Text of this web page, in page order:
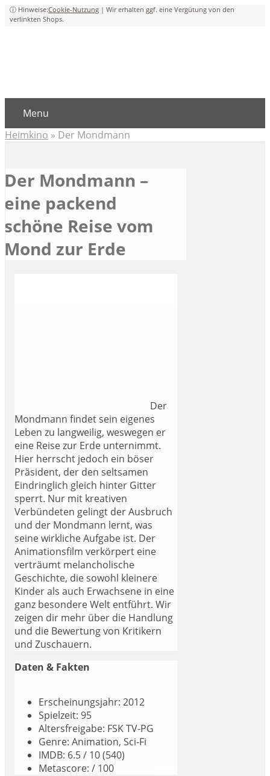
Cookie-Nutzung
Menu
Heimkino » Der Mondmann
Der Mondmann –
eine packend
schöne Reise vom
Mond zur Erde
Der
Mondmann findet sein eigenes
Leben zu langweilig, weswegen er
eine Reise zur Erde unternimmt.
Hier herrscht jedoch ein böser
Präsident, der den seltsamen
Eindringlich gleich hinter Gitter
sperrt. Nur mit kreativen
Verbündeten gelingt der Ausbruch
und der Mondmann lernt, was
seine wirkliche Aufgabe ist. Der
Animationsfilm verkörpert eine
verträumt melancholische
Geschichte, die sowohl kleinere
Kinder als auch Erwachsene in eine
ganz besondere Welt entführt. Wir
zeigen dir mehr über die Handlung
und die Bewertung von Kritikern
und Zuschauern.
Daten & Fakten
Erscheinungsjahr: 2012
Spielzeit: 95
Altersfreigabe: FSK TV-PG
Genre: Animation, Sci-Fi
IMDB: 6.5 / 10 (540)
Metascore: / 100